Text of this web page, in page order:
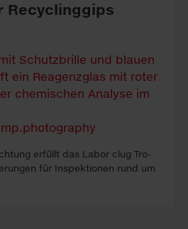
Recyclinggips
erfüllt das La­bor clug Tro­
für In­spekt­ion­en rund um